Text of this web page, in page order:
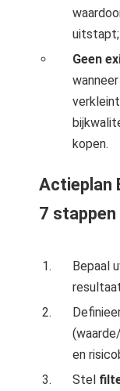
uitstapt;
Geen
kopen.
Actieplan
7 stappen
Bepaal
en
Stel